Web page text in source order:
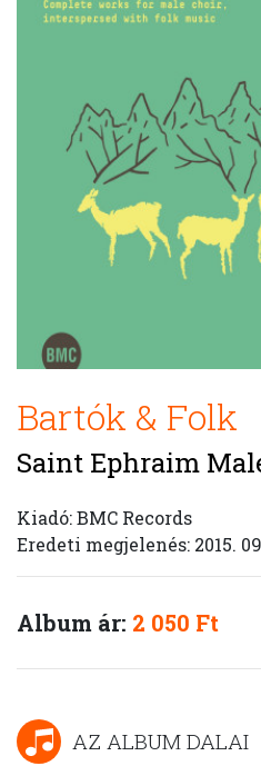
Bartók & Folk
Saint Ephraim
Kiadó: BMC Records
Eredeti megjelenés: 2015.
Album ár: 2 050 Ft
AZ ALBUM DALAI